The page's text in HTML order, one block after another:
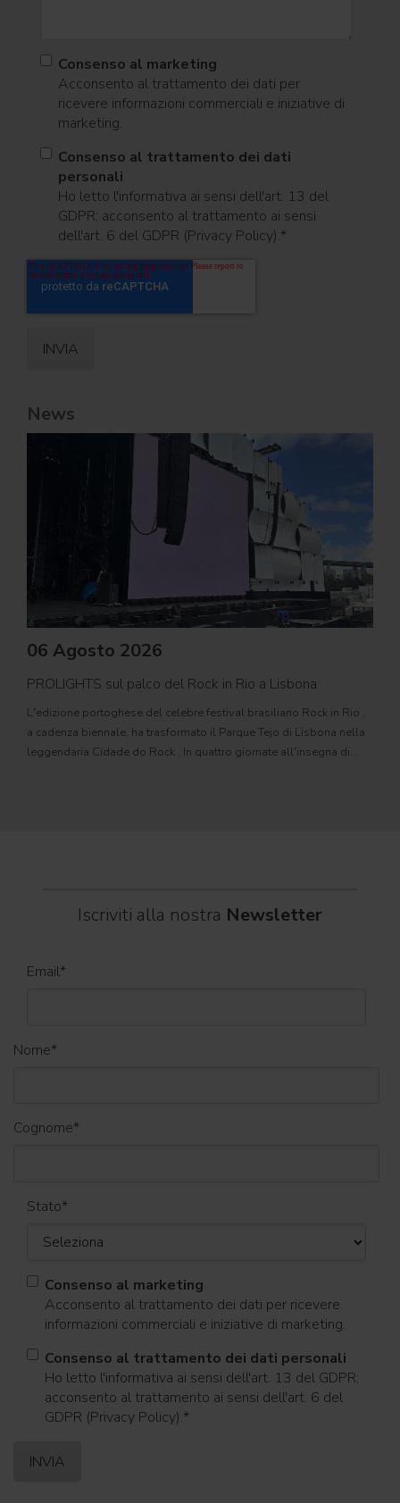
Consenso al marketing
Acconsento al trattamento dei dati per
ricevere informazioni commerciali e iniziative di
marketing.
Consenso al trattamento dei dati
personali
Ho letto l'informativa ai sensi dell'art. 13 del
GDPR; acconsento al trattamento ai sensi
dell'art. 6 del GDPR (Privacy Policy).*
News
06 Agosto 2026
PROLIGHTS sul palco del Rock in Rio a Lisbona
L'edizione portoghese del celebre festival brasiliano Rock in Rio ,
a cadenza biennale, ha trasformato il Parque Tejo di Lisbona nella
leggendaria Cidade do Rock . In quattro giornate all'insegna di
Iscriviti alla nostra Newsletter
Email*
Nome*
Cognome*
Stato*
Consenso al marketing
Acconsento al trattamento dei dati per ricevere
informazioni commerciali e iniziative di marketing.
Consenso al trattamento dei dati personali
Ho letto l'informativa ai sensi dell'art. 13 del GDPR;
acconsento al trattamento ai sensi dell'art. 6 del
GDPR (Privacy Policy).*